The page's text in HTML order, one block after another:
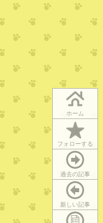
ホーム
フォローする
過去の記事
新しい記事